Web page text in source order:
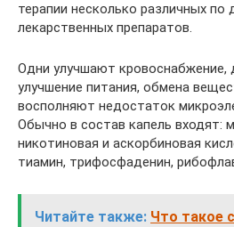
терапии несколько различных по
лекарственных препаратов.
Одни улучшают кровоснабжение,
улучшение питания, обмена
восполняют недостаток
Обычно в состав капель входят:
никотиновая и аскорбиновая
тиамин, трифосфаденин,
Читайте также: Что такое